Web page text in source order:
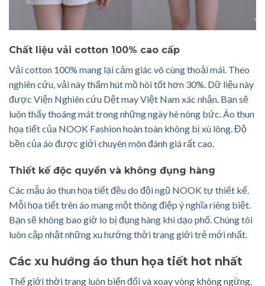
Chất liệu vải cotton 100% cao cấp
Vải cotton 100% mang lại cảm giác vô cùng thoải mái. Theo
nghiên cứu, vải này thấm hút mồ hôi tốt hơn 30%. Dữ liệu này
được Viện Nghiên cứu Dệt may Việt Nam xác nhận. Bạn sẽ
luôn thấy thoáng mát trong những ngày hè nóng bức. Áo thun
họa tiết của NOOK Fashion hoàn toàn không bị xù lông. Độ
bền của áo được giới chuyên môn đánh giá rất cao.
Thiết kế độc quyền và không đụng hàng
Các mẫu áo thun họa tiết đều do đội ngũ NOOK tự thiết kế.
Mỗi họa tiết trên áo mang một thông điệp ý nghĩa riêng biệt.
Bạn sẽ không bao giờ lo bị đụng hàng khi dạo phố. Chúng tôi
luôn cập nhật những xu hướng thời trang giới trẻ mới nhất.
Các xu hướng áo thun họa tiết hot nhất
Thế giới thời trang luôn biến đổi và xoay vòng không ngừng.